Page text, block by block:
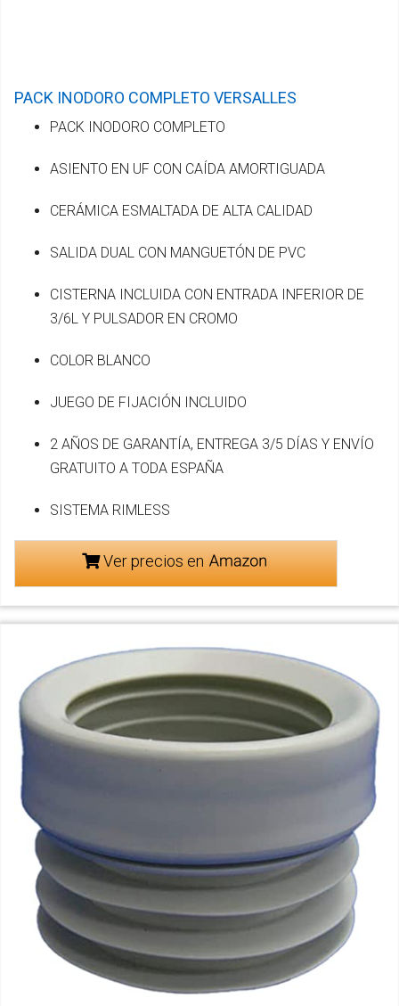
PACK INODORO COMPLETO VERSALLES
PACK INODORO COMPLETO
ASIENTO EN UF CON CAÍDA AMORTIGUADA
CERÁMICA ESMALTADA DE ALTA CALIDAD
SALIDA DUAL CON MANGUETÓN DE PVC
CISTERNA INCLUIDA CON ENTRADA INFERIOR DE
3/6L Y PULSADOR EN CROMO
COLOR BLANCO
JUEGO DE FIJACIÓN INCLUIDO
2 AÑOS DE GARANTÍA, ENTREGA 3/5 DÍAS Y ENVÍO
GRATUITO A TODA ESPAÑA
SISTEMA RIMLESS
Ver precios en